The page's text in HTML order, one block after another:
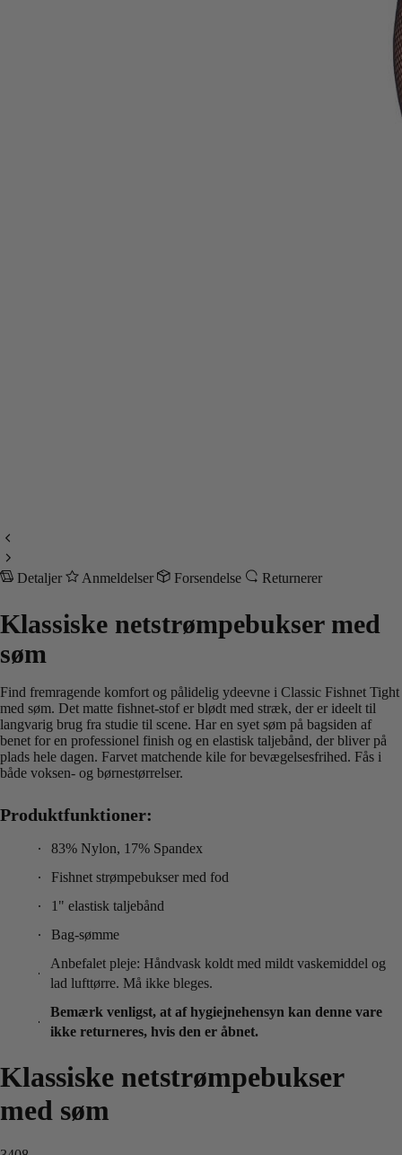
Detaljer Anmeldelser Forsendelse Returnerer
Klassiske netstrømpebukser med
søm
Find fremragende komfort og pålidelig ydeevne i Classic Fishnet Tight
med søm. Det matte fishnet-stof er blødt med stræk, der er ideelt til
langvarig brug fra studie til scene. Har en syet søm på bagsiden af
benet for en professionel finish og en elastisk taljebånd, der bliver på
plads hele dagen. Farvet matchende kile for bevægelsesfrihed. Fås i
både voksen- og børnestørrelser.
Produktfunktioner:
83% Nylon, 17% Spandex
Fishnet strømpebukser med fod
1" elastisk taljebånd
Bag-sømme
Anbefalet pleje: Håndvask koldt med mildt vaskemiddel og
lad lufttørre. Må ikke bleges.
Bemærk venligst, at af hygiejnehensyn kan denne vare
ikke returneres, hvis den er åbnet.
Klassiske netstrømpebukser
med søm